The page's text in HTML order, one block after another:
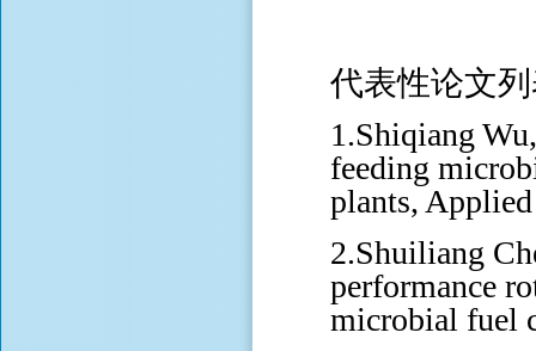
代表性论文
1.Shiqiang
feeding
plants,
2.Shuiliang
performance
microbial fuel